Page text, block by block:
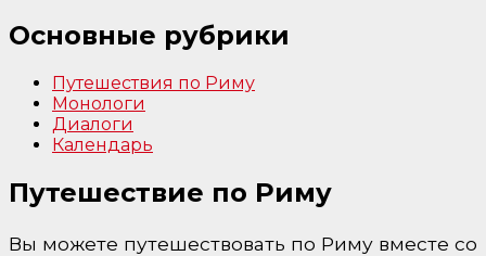
Основные рубрики
Путешествия по Риму
Монологи
Диалоги
Календарь
Путешествие по Риму
Вы можете путешествовать по Риму вместе со